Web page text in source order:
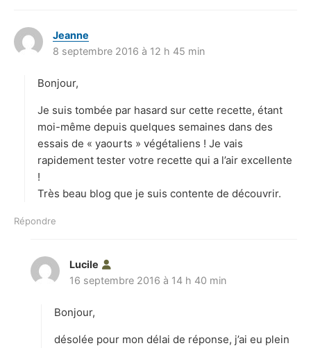
Jeanne
i
8 septembre 2016 à 12 h 45 min
Bonjour,
Je suis tombée par hasard sur cette recette, étant
moi-même depuis quelques semaines dans des
essais de « yaourts » végétaliens ! Je vais
rapidement tester votre recette qui a l’air excellente
!
Très beau blog que je suis contente de découvrir.
Répondre
Lucile
i
16 septembre 2016 à 14 h 40 min
Bonjour,
désolée pour mon délai de réponse, j’ai eu plein